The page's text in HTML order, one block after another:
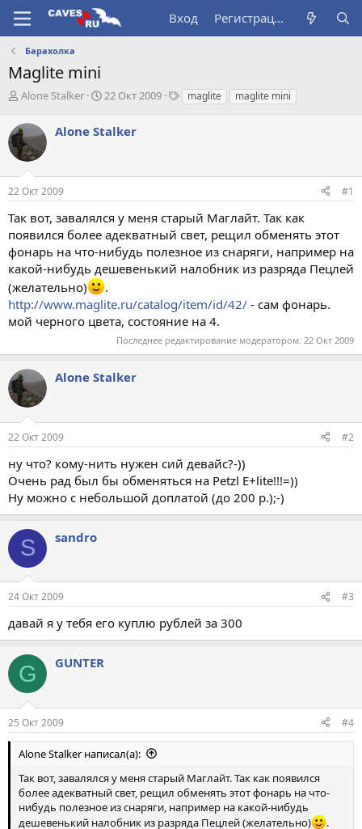
Вход Регистрация
Барахолка
Maglite mini
А
т
о
р
е
м
Alone Stalker
Д
а
ч
а
22 Окт 2009
Тmaglite maglite mini
Alone Stalker
22 Окт 2009 #1
Так вот, завалялся у меня старый Маглайт. Так как
появился более адекватный свет, рещил обменять этот
фонарь на что-нибудь полезное из снаряги, например на
какой-нибудь дешевенький налобник из разряда Пецлей
(желательно)
.
http://www.maglite.ru/catalog/item/id/42/ - сам фонарь.
мой черного цвета, состояние на 4.
Последнее редактирование модератором: 22 Окт 2009
Alone Stalker
22 Окт 2009 #2
ну что? кому-нить нужен сий девайс?-))
Очень рад был бы обменяться на Petzl E+lite!!!=))
Ну можно с небольшой доплатой (до 200 р.);-)
S sandro
24 Окт 2009 #3
давай я у тебя его куплю рублей за 300
G GUNTER
25 Окт 2009 #4
Alone Stalker написал(а):
Так вот, завалялся у меня старый Маглайт. Так как появился
более адекватный свет, рещил обменять этот фонарь на что-
нибудь полезное из снаряги, например на какой-нибудь
дешевенький налобник из разряда Пецлей (желательно)
.